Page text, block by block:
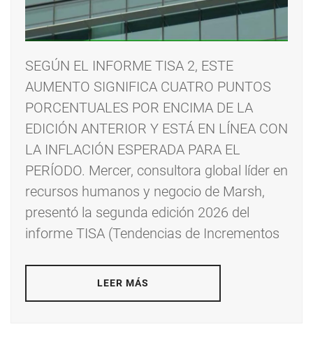
SEGÚN EL INFORME TISA 2, ESTE
AUMENTO SIGNIFICA CUATRO PUNTOS
PORCENTUALES POR ENCIMA DE LA
EDICIÓN ANTERIOR Y ESTÁ EN LÍNEA CON
LA INFLACIÓN ESPERADA PARA EL
PERÍODO. Mercer, consultora global líder en
recursos humanos y negocio de Marsh,
presentó la segunda edición 2026 del
informe TISA (Tendencias de Incrementos
LEER MÁS